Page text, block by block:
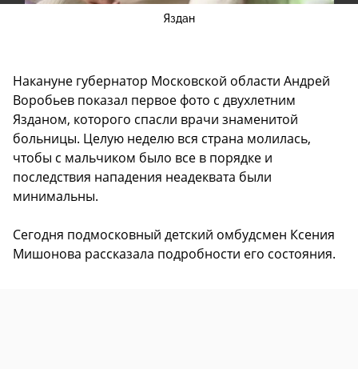
Яздан
Накануне губернатор Московской области Андрей
Воробьев показал первое фото с двухлетним
Язданом, которого спасли врачи знаменитой
больницы. Целую неделю вся страна молилась,
чтобы с мальчиком было все в порядке и
последствия нападения неадеквата были
минимальны.
Сегодня подмосковный детский омбудсмен Ксения
Мишонова рассказала подробности его состояния.